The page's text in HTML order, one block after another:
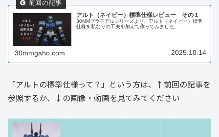
アルト（ネイビー）標準仕様レビュー その１
30MMプラモデルシリーズより、アルト（ネイビー）標準
仕様を私なりの工夫を加えて作ってみました。
30mmgaho.com 2025.10.14
「アルトの標準仕様って？」という方は、↑前回の記事を
参照するか、↓の画像・動画を見てみてください